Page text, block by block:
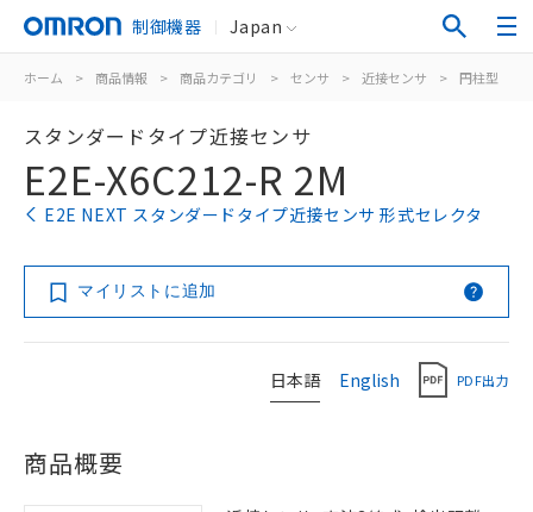
制御機器 Japan
ホーム > 商品情報 > 商品カテゴリ > センサ > 近接センサ > 円柱型
スタンダードタイプ近接センサ
E2E-X6C212-R 2M
E2E NEXT スタンダードタイプ近接センサ 形式セレクタ
マイリストに追加
日本語 English PDF出力
商品概要